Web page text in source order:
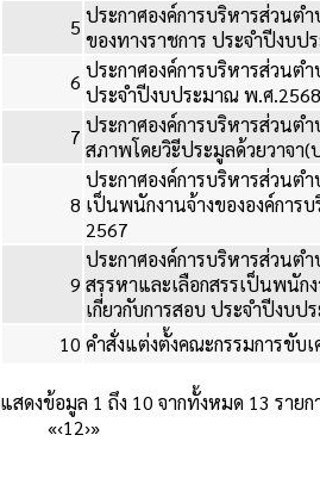
5 ประกาศองค์การบริหารส่วนต
ของทางราชการ ประจำปีงบ
6 ประกาศองค์การบริหารส่วนต
ประจำปีงบประมาณ พ.ศ.2568
7 ประกาศองค์การบริหารส่วนต
สภาพโดยวิะีประมูลด้วยวาจา(
8
ประกาศองค์การบริหารส่วนต
เป็นพนักงานจ้างขององค์กา
2567
9
ประกาศองค์การบริหารส่วนต
สรรหาและเลือกสรรเป็นพนัก
เกี่ยวกับการสอบ ประจำปีงบป
10 คำสั่งแต่งตั้งคณะกรรมการขับ
แสดงข้อมูล 1 ถึง 10 จากทั้งหมด 13 รายก
«‹12›»